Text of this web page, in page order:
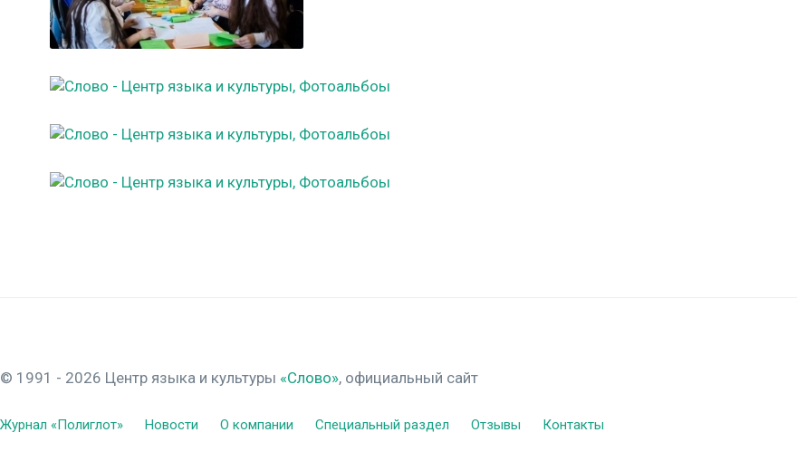
© 1991 - 2026 Центр языка и культуры «Слово», официальный сайт
Журнал «Полиглот» Новости О компании Специальный раздел Отзывы Контакты